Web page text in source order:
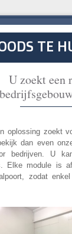
TE
U zoekt een
oplossing zoekt
dan even
bedrijven. U
Elke module is
zodat